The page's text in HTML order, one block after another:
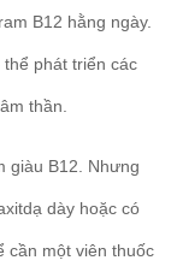
B12 hằng ngày.
phát triển các
thần.
giàu B12. Nhưng
dày hoặc có
cần một viên thuốc